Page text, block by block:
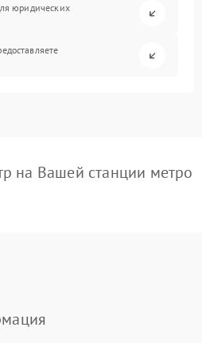
юридических
на Вашей станции метро